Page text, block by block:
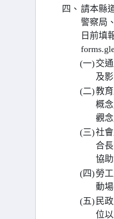
四、 請本縣
警察局
日前填
(一)交
及
(二)教
概
觀
(三)社
合
協
(四)勞
動
(五) 民
位